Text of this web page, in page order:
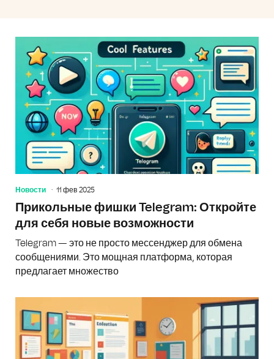
Новости 11 фев 2025
Прикольные фишки Telegram: Откройте
для себя новые возможности
Telegram — это не просто мессенджер для обмена
сообщениями. Это мощная платформа, которая
предлагает множество